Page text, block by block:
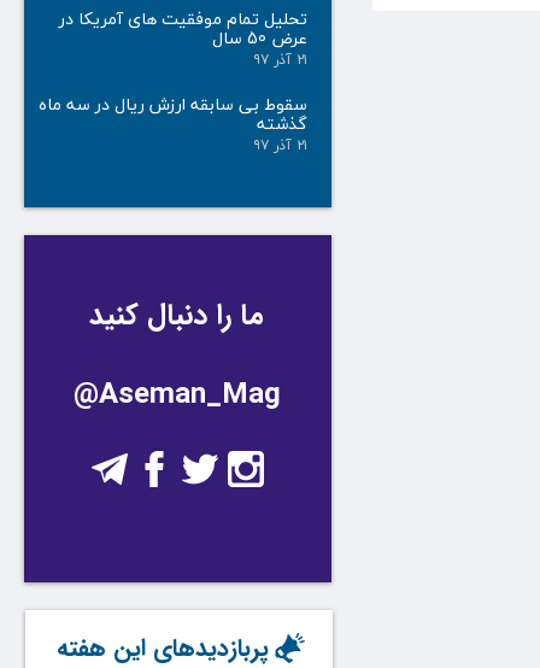
تحلیل تمام موفقیت های آمریکا در
عرض 50 سال
۲۱ آذر ۹۷
سقوط بی سابقه ارزش ریال در سه ماه
گذشته
۲۱ آذر ۹۷
@Aseman_Mag
ما را دنبال کنید
پربازدیدهای این هفته